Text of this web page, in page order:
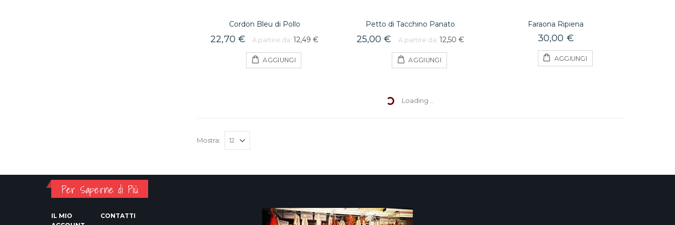
Cordon Bleu di Pollo
22,70 € A partire da: 12,49 €
AGGIUNGI
Petto di Tacchino Panato
25,00 € A partire da: 12,50 €
AGGIUNGI
Faraona Ripiena
30,00 €
AGGIUNGI
Loading ...
Mostra:
Per Saperne di Più
IL MIO
CONTATTI